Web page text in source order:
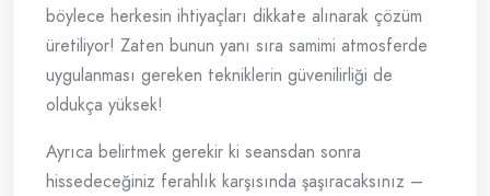
böylece herkesin ihtiyaçları dikkate alınarak çözüm
üretiliyor! Zaten bunun yanı sıra samimi atmosferde
uygulanması gereken tekniklerin güvenilirliği de
oldukça yüksek!
Ayrıca belirtmek gerekir ki seansdan sonra
hissedeceğiniz ferahlık karşısında şaşıracaksınız –